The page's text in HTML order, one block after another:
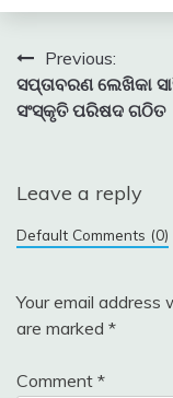
Post
navigation
Previous:
ସପ୍ତାବରଣ ଲେଖିକା
ସଂସ୍କୃତି ପରିଷଦ ଗଠିତ
Leave a reply
Default Comments (0)
Your email address
are marked *
Comment *